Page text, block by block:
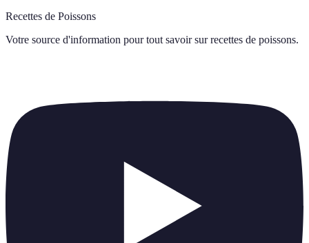
Recettes de Poissons
Votre source d'information pour tout savoir sur recettes de poissons.